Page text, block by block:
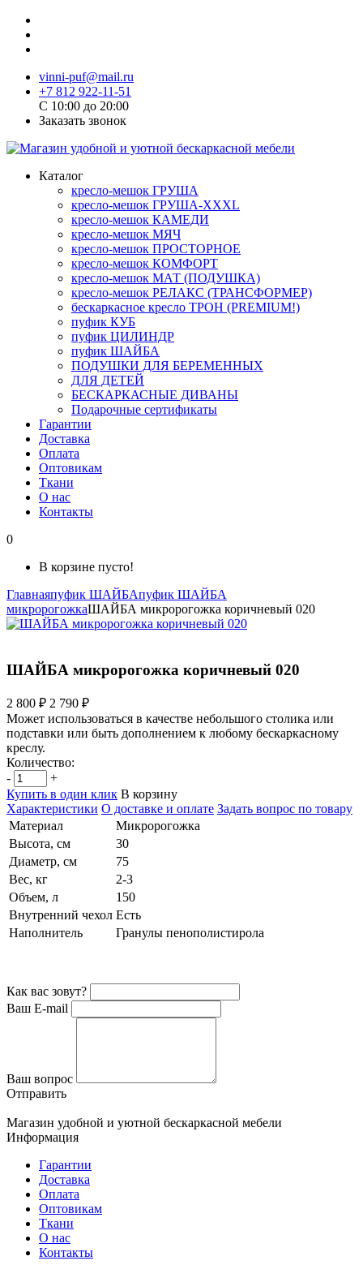
vinni-puf@mail.ru
+7 812 922-11-51
C 10:00 до 20:00
Заказать звонок
Каталог
кресло-мешок ГРУША
кресло-мешок ГРУША-XXXL
кресло-мешок КАМЕДИ
кресло-мешок МЯЧ
кресло-мешок ПРОСТОРНОЕ
кресло-мешок КОМФОРТ
кресло-мешок МАТ (ПОДУШКА)
кресло-мешок РЕЛАКС (ТРАНСФОРМЕР)
бескаркасное кресло ТРОН (PREMIUM!)
пуфик КУБ
пуфик ЦИЛИНДР
пуфик ШАЙБА
ПОДУШКИ ДЛЯ БЕРЕМЕННЫХ
ДЛЯ ДЕТЕЙ
БЕСКАРКАСНЫЕ ДИВАНЫ
Подарочные сертификаты
Гарантии
Доставка
Оплата
Оптовикам
Ткани
О нас
Контакты
0
В корзине пусто!
Главнаяпуфик ШАЙБАпуфик ШАЙБА
микророгожкаШАЙБА микророгожка коричневый 020
ШАЙБА микророгожка коричневый 020
2 800 ₽ 2 790 ₽
Может использоваться в качестве небольшого столика или
подставки или быть дополнением к любому бескаркасному
креслу.
Количество:
-
+
Купить в один клик В корзину
Характеристики О доставке и оплате Задать вопрос по товару
Материал
Микророгожка
Высота, см
30
Диаметр, см
75
Вес, кг
2-3
Объем, л
150
Внутренний чехол Есть
Наполнитель
Гранулы пенополистирола
Как вас зовут?
Ваш E-mail
Ваш вопрос
Отправить
Магазин удобной и уютной бескаркасной мебели
Информация
Гарантии
Доставка
Оплата
Оптовикам
Ткани
О нас
Контакты